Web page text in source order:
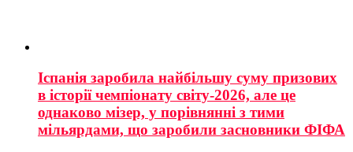
Іспанія заробила найбільшу суму призових
в історії чемпіонату світу-2026, але це
однаково мізер, у порівнянні з тими
мільярдами, що заробили засновники ФІФА